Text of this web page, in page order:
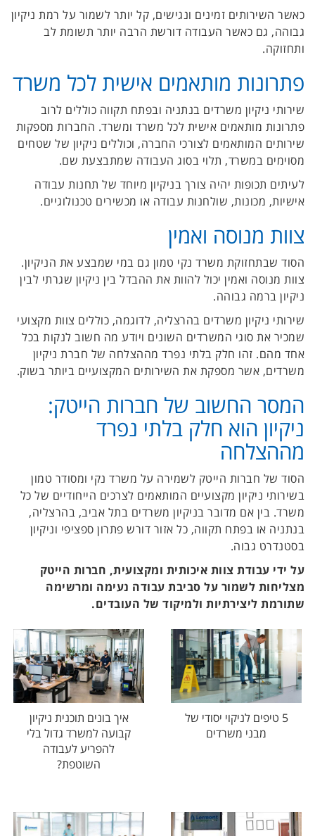
כאשר השירותים זמינים ונגישים, קל יותר לשמור על רמת ניקיון
גבוהה, גם כאשר העבודה דורשת הרבה יותר תשומת לב
ותחזוקה.
פתרונות מותאמים אישית לכל משרד
שירותי ניקיון משרדים בנתניה ובפתח תקווה כוללים לרוב
פתרונות מותאמים אישית לכל משרד ומשרד. החברות מספקות
שירותים המותאמים לצורכי החברה, וכוללים ניקיון של שטחים
מסוימים במשרד, תלוי בסוג העבודה שמתבצעת שם.
לעיתים תכופות יהיה צורך בניקיון מיוחד של תחנות עבודה
אישיות, מכונות, שולחנות עבודה או מכשירים טכנולוגיים.
צוות מנוסה ואמין
הסוד שבתחזוקת משרד נקי טמון גם במי שמבצע את הניקיון.
צוות מנוסה ואמין יכול להוות את ההבדל בין ניקיון שגרתי לבין
ניקיון ברמה גבוהה.
שירותי ניקיון משרדים בהרצליה, לדוגמה, כוללים צוות מקצועי
שמכיר את סוגי המשרדים השונים ויודע מה חשוב לנקות בכל
אחד מהם. זהו חלק בלתי נפרד מההצלחה של חברת ניקיון
משרדים, אשר מספקת את השירותים המקצועיים ביותר בשוק.
המסר החשוב של חברות הייטק:
ניקיון הוא חלק בלתי נפרד
מההצלחה
הסוד של חברות הייטק לשמירה על משרד נקי ומסודר טמון
בשירותי ניקיון מקצועיים המותאמים לצרכים הייחודיים של כל
משרד. בין אם מדובר בניקיון משרדים בתל אביב, בהרצליה,
בנתניה או בפתח תקווה, כל אזור דורש פתרון ספציפי וניקיון
בסטנדרט גבוה.
על ידי עבודת צוות איכותית ומקצועית, חברות הייטק
מצליחות לשמור על סביבת עבודה נעימה ומרשימה
שתורמת ליצירתיות ולמיקוד של העובדים.
5 טיפים לניקוי יסודי של
מבני משרדים
איך בונים תוכנית ניקיון
קבועה למשרד גדול בלי
להפריע לעבודה
השוטפת?